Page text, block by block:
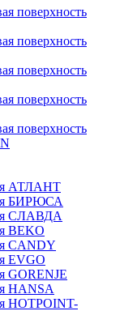
поверхность
поверхность
поверхность
поверхность
поверхность
АТЛАНТ
БИРЮСА
СЛАВДА
BEKO
CANDY
EVGO
GORENJE
HANSA
HOTPOINT-